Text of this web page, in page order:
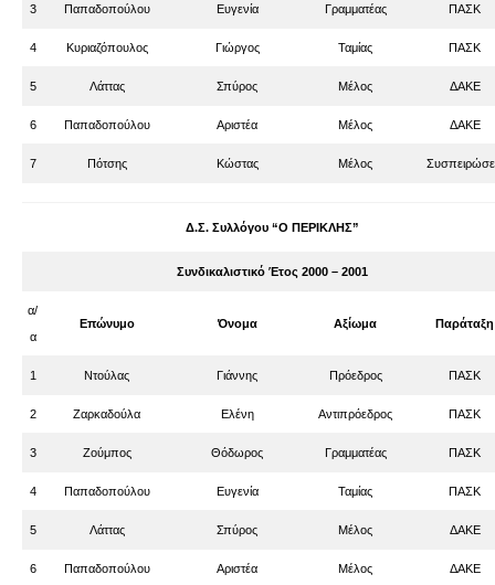
3 Παπαδοπούλου Ευγενία Γραμματέας ΠΑΣΚ
4 Κυριαζόπουλος Γιώργος Ταμίας ΠΑΣΚ
5 Λάττας Σπύρος Μέλος ΔΑΚΕ
6 Παπαδοπούλου Αριστέα Μέλος ΔΑΚΕ
7 Πότσης Κώστας Μέλος
Δ.Σ. Συλλόγου “Ο ΠΕΡΙΚΛΗΣ”
Συνδικαλιστικό Έτος 2000 – 2001
α/
α
Επώνυμο Όνομα Αξίωμα Παράταξη
1 Ντούλας Γιάννης Πρόεδρος ΠΑΣΚ
2 Ζαρκαδούλα Ελένη Αντιπρόεδρος ΠΑΣΚ
3 Ζούμπος Θόδωρος Γραμματέας ΠΑΣΚ
4 Παπαδοπούλου Ευγενία Ταμίας ΠΑΣΚ
5 Λάττας Σπύρος Μέλος ΔΑΚΕ
6 Παπαδοπούλου Αριστέα Μέλος ΔΑΚΕ